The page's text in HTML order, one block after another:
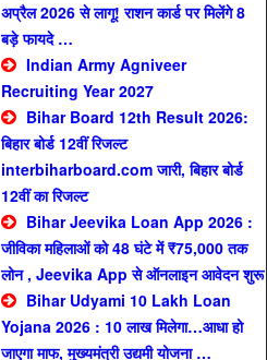
अप्रैल 2026 से लागू! राशन कार्ड पर मिलेंगे 8
बड़े फायदे …
Indian Army Agniveer
Recruiting Year 2027
Bihar Board 12th Result 2026:
बिहार बोर्ड 12वीं रिजल्ट
interbiharboard.com जारी, बिहार बोर्ड
12वीं का रिजल्ट
Bihar Jeevika Loan App 2026 :
जीविका महिलाओं को 48 घंटे में ₹75,000 तक
लोन , Jeevika App से ऑनलाइन आवेदन शुरू
Bihar Udyami 10 Lakh Loan
Yojana 2026 : 10 लाख मिलेगा…आधा हो
जाएगा माफ, मुख्यमंत्री उद्यमी योजना …